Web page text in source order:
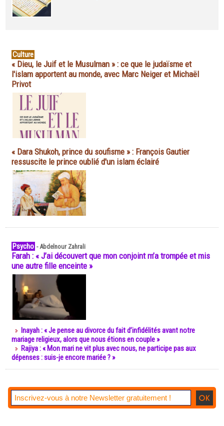
Culture
« Dieu, le Juif et le Musulman » : ce que le judaïsme et
l'islam apportent au monde, avec Marc Neiger et Michaël
Privot
« Dara Shukoh, prince du soufisme » : François Gautier
ressuscite le prince oublié d'un islam éclairé
Psycho -Abdelnour Zahrali
Farah : « J’ai découvert que mon conjoint m’a trompée et mis
une autre fille enceinte »
Inayah : « Je pense au divorce du fait d’infidélités avant notre
mariage religieux, alors que nous étions en couple »
Rajiya : « Mon mari ne vit plus avec nous, ne participe pas aux
dépenses : suis-je encore mariée ? »